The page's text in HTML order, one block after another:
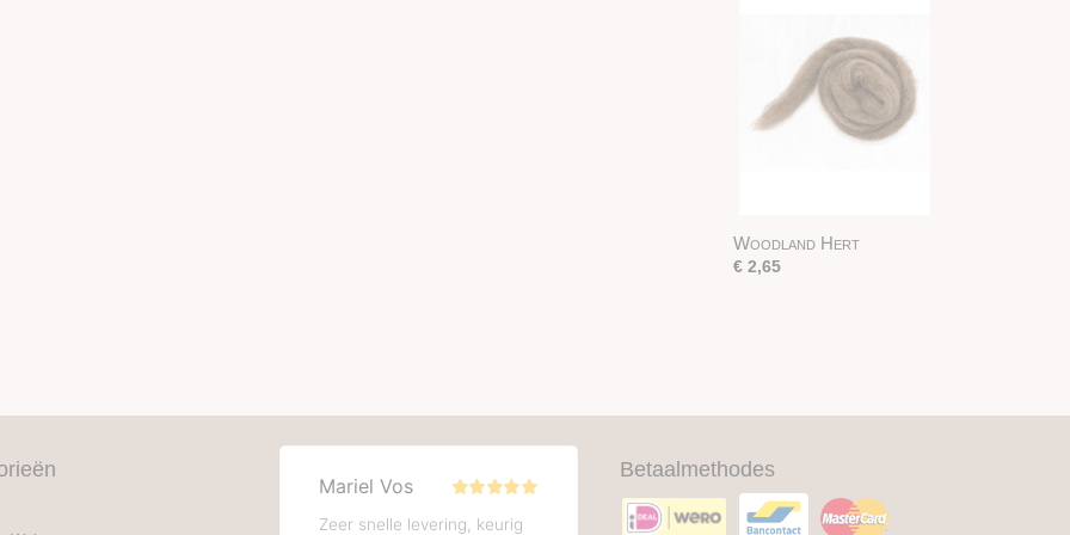
Woodland Hert
€ 2,65
Betaalmethodes